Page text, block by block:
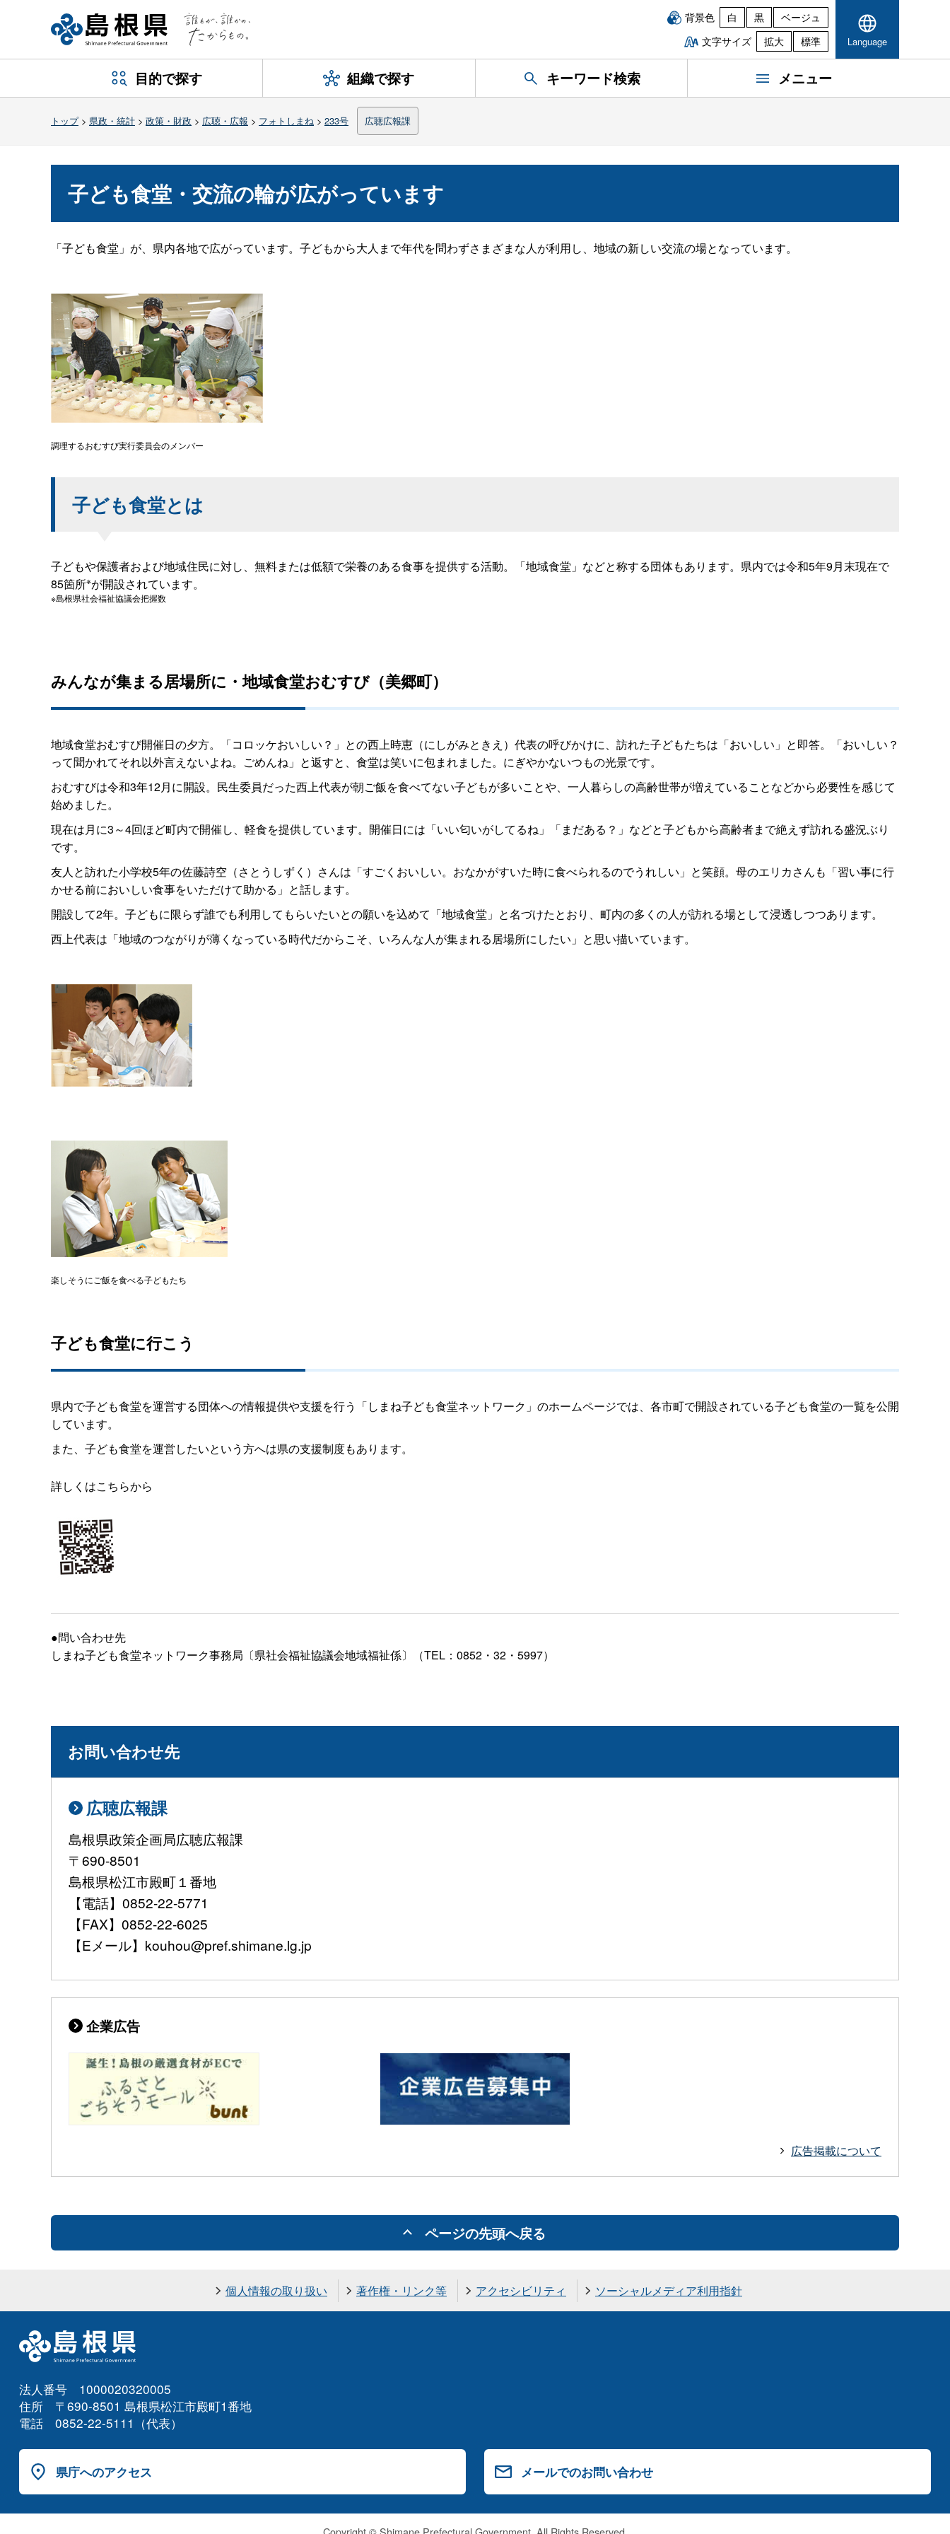
背景色 白 黒
ベージュ
文字サイズ
拡大 標準 Language
目的で探す 組織で探す キーワード検索 メニュー
トップ> 県政・統計 > 政策・財政 > 広聴・広報 > フォトしまね > 233号 広聴広報課
子ども食堂・交流の輪が広がっています
「子ども食堂」が、県内各地で広がっています。子どもから大人まで年代を問わずさまざまな人が利用し、地域の新しい交流の場となっています。
調理するおむすび実行委員会のメンバー
子ども食堂とは
子どもや保護者および地域住民に対し、無料または低額で栄養のある食事を提供する活動。「地域食堂」などと称する団体もあります。県内では令和5年9月末現在で
85箇所※が開設されています。
※島根県社会福祉協議会把握数
みんなが集まる居場所に・地域食堂おむすび（美郷町）
地域食堂おむすび開催日の夕方。「コロッケおいしい？」との西上時恵（にしがみときえ）代表の呼びかけに、訪れた子どもたちは「おいしい」と即答。「おいしい？
って聞かれてそれ以外言えないよね。ごめんね」と返すと、食堂は笑いに包まれました。にぎやかないつもの光景です。
おむすびは令和3年12月に開設。民生委員だった西上代表が朝ご飯を食べてない子どもが多いことや、一人暮らしの高齢世帯が増えていることなどから必要性を感じて
始めました。
現在は月に3～4回ほど町内で開催し、軽食を提供しています。開催日には「いい匂いがしてるね」「まだある？」などと子どもから高齢者まで絶えず訪れる盛況ぶり
です。
友人と訪れた小学校5年の佐藤詩空（さとうしずく）さんは「すごくおいしい。おなかがすいた時に食べられるのでうれしい」と笑顔。母のエリカさんも「習い事に行
かせる前においしい食事をいただけて助かる」と話します。
開設して2年。子どもに限らず誰でも利用してもらいたいとの願いを込めて「地域食堂」と名づけたとおり、町内の多くの人が訪れる場として浸透しつつあります。
西上代表は「地域のつながりが薄くなっている時代だからこそ、いろんな人が集まれる居場所にしたい」と思い描いています。
楽しそうにご飯を食べる子どもたち
子ども食堂に行こう
県内で子ども食堂を運営する団体への情報提供や支援を行う「しまね子ども食堂ネットワーク」のホームページでは、各市町で開設されている子ども食堂の一覧を公開
しています。
また、子ども食堂を運営したいという方へは県の支援制度もあります。
詳しくはこちらから
●問い合わせ先
しまね子ども食堂ネットワーク事務局〔県社会福祉協議会地域福祉係〕（TEL：0852・32・5997）
お問い合わせ先
広聴広報課
島根県政策企画局広聴広報課
〒690-8501
島根県松江市殿町１番地
【電話】0852-22-5771
【FAX】0852-22-6025
【Eメール】kouhou@pref.shimane.lg.jp
企業広告
広告掲載について
ページの先頭へ戻る
個人情報の取り扱い 著作権・リンク等 アクセシビリティ ソーシャルメディア利用指針
法人番号 1000020320005
住所 〒690-8501 島根県松江市殿町1番地
電話 0852-22-5111（代表）
県庁へのアクセス メールでのお問い合わせ